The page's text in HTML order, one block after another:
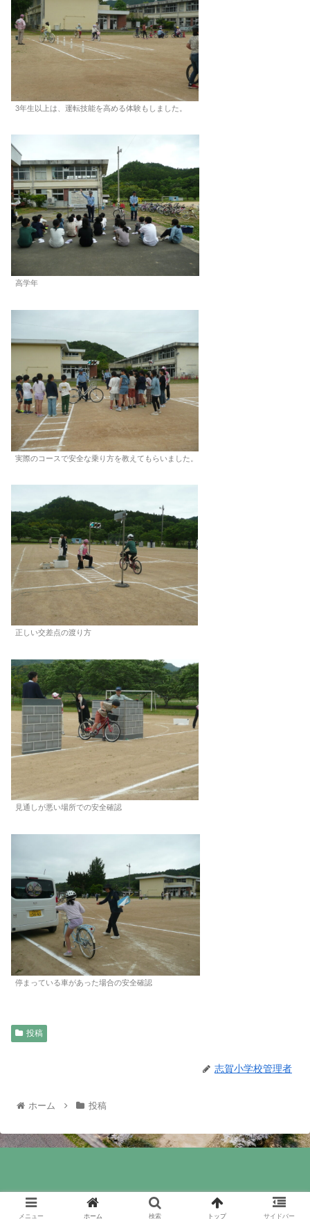
3年生以上は、運転技能を高める体験もしました。
高学年
実際のコースで安全な乗り方を教えてもらいました。
正しい交差点の渡り方
見通しが悪い場所での安全確認
停まっている車があった場合の安全確認
投稿
志賀小学校管理者
ホーム 投稿
メニュー ホーム 検索 トップ サイドバー